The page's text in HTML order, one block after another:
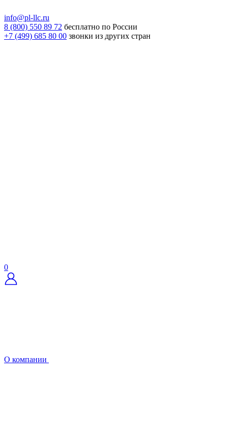
info@pl-llc.ru
8 (800) 550 89 72 бесплатно по России
+7 (499) 685 80 00 звонки из других стран
0
О компании